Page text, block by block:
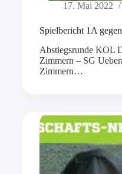
17. Mai 2022
Spielbericht 1A
Abstiegsrunde KOL
Zimmern – SG
Zimmern…